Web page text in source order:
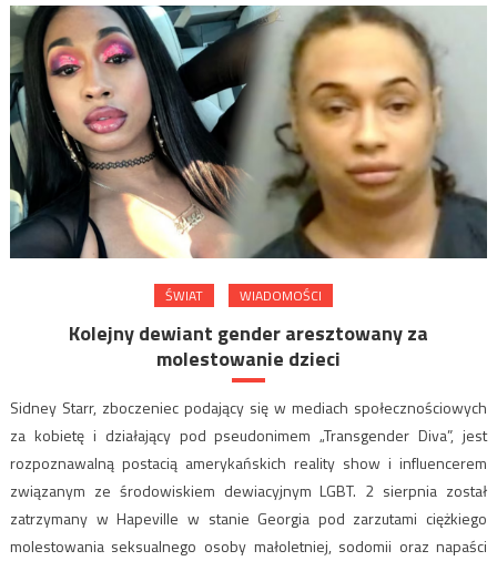
ŚWIAT WIADOMOŚCI
Kolejny dewiant gender aresztowany za
molestowanie dzieci
Sidney Starr, zboczeniec podający się w mediach społecznościowych
za kobietę i działający pod pseudonimem „Transgender Diva”, jest
rozpoznawalną postacią amerykańskich reality show i influencerem
związanym ze środowiskiem dewiacyjnym LGBT. 2 sierpnia został
zatrzymany w Hapeville w stanie Georgia pod zarzutami ciężkiego
molestowania seksualnego osoby małoletniej, sodomii oraz napaści